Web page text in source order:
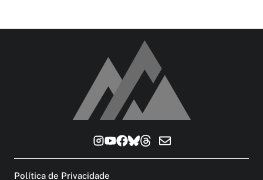
Política de Privacidade